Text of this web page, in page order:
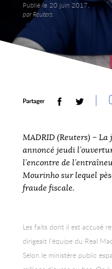
Publié le 20 juin 2017,
par Reuters.
Partager
MADRID (Reuters) – La
annoncé jeudi
l’encontre de
Mourinho sur lequel
fraude fiscale.
Les faits dont il est accusé
dirigeait l’équipe du Real
Selon le ministère public